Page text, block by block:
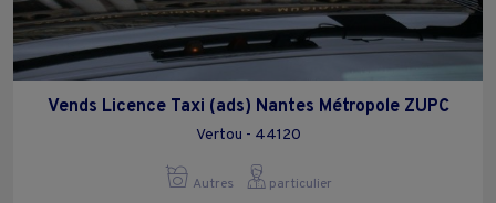
Vends Licence Taxi (ads) Nantes Métropole ZUPC
Vertou - 44120
Autres particulier